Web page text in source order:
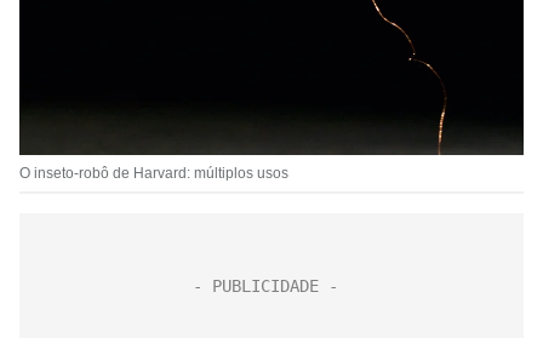
O inseto-robô de Harvard: múltiplos usos